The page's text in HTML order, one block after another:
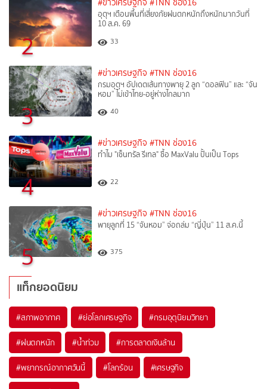
2
#ข่าวเศรษฐกิจ #TNN ช่อง16
อุตุฯ เตือนพื้นที่เสี่ยงภัยฝนตกหนักถึงหนักมากวันที่
10 ส.ค. 69
33
3
#ข่าวเศรษฐกิจ #TNN ช่อง16
กรมอุตุฯ อัปเดตเส้นทางพายุ 2 ลูก “ดอลฟิน” และ “จัน
หอม” ไม่เข้าไทย-อยู่ห่างไกลมาก
40
4
#ข่าวเศรษฐกิจ #TNN ช่อง16
ทำไม "เซ็นทรัล รีเทล" ซื้อ MaxValu ปั้นเป็น Tops
22
5
#ข่าวเศรษฐกิจ #TNN ช่อง16
พายุลูกที่ 15 “จันหอม” จ่อถล่ม “ญี่ปุ่น” 11 ส.ค.นี้
375
แท็กยอดนิยม
#สภาพอากาศ #ย่อโลกเศรษฐกิจ #กรมอุตุนิยมวิทยา
#ฝนตกหนัก #น้ำท่วม #การตลาดเงินล้าน
#พยากรณ์อากาศวันนี้ #โลกร้อน #เศรษฐกิจ